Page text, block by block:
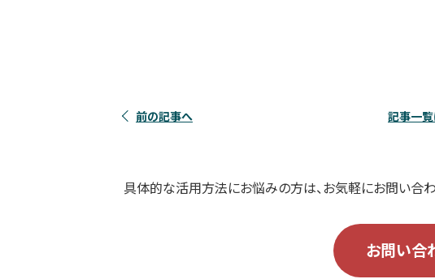
前の記事へ 記事一
具体的な活用方法にお悩みの方は、お気軽にお問い合わ
お問い合